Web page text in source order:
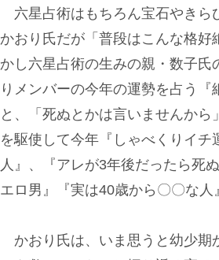
六星占術はもちろん宝石やきら
かおり氏だが「普段はこんな格
かし六星占術の生みの親・数子氏
りメンバーの今年の運勢を占う
と、「死ぬとかは言いませんか
を駆使して今年『しゃべくりイ
人』、『アレが3年後だったら死
エロ男』『実は40歳から〇〇な人
かおり氏は、いま思うと幼少期